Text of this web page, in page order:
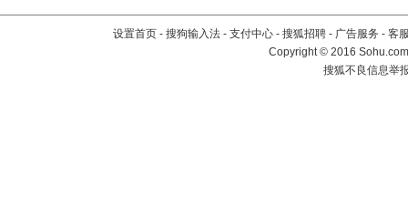
设置首页 - 搜狗输入法 - 支付中心 - 搜狐招聘 - 广告服务 - 客
Copyright©2016
搜狐不良信息举